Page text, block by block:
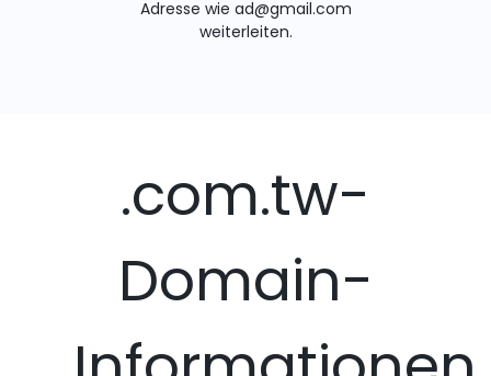
Adresse wie ad@gmail.com
weiterleiten.
.com.tw-
Domain-